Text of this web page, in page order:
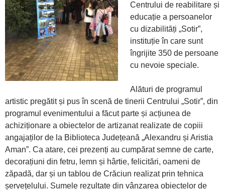
Centrului de reabilitare și
educație a persoanelor
cu dizabilități „Sotir”,
instituție în care sunt
îngrijite 350 de persoane
cu nevoie speciale.
Alături de programul
artistic pregătit și pus în scenă de tinerii Centrului „Sotir”, din
programul evenimentului a făcut parte și acțiunea de
achiziționare a obiectelor de artizanat realizate de copiii
angajaților de la Biblioteca Județeană „Alexandru și Aristia
Aman”. Ca atare, cei prezenți au cumpărat semne de carte,
decorațiuni din fetru, lemn și hârtie, felicitări, oameni de
zăpadă, dar și un tablou de Crăciun realizat prin tehnica
șervețelului. Sumele rezultate din vânzarea obiectelor de